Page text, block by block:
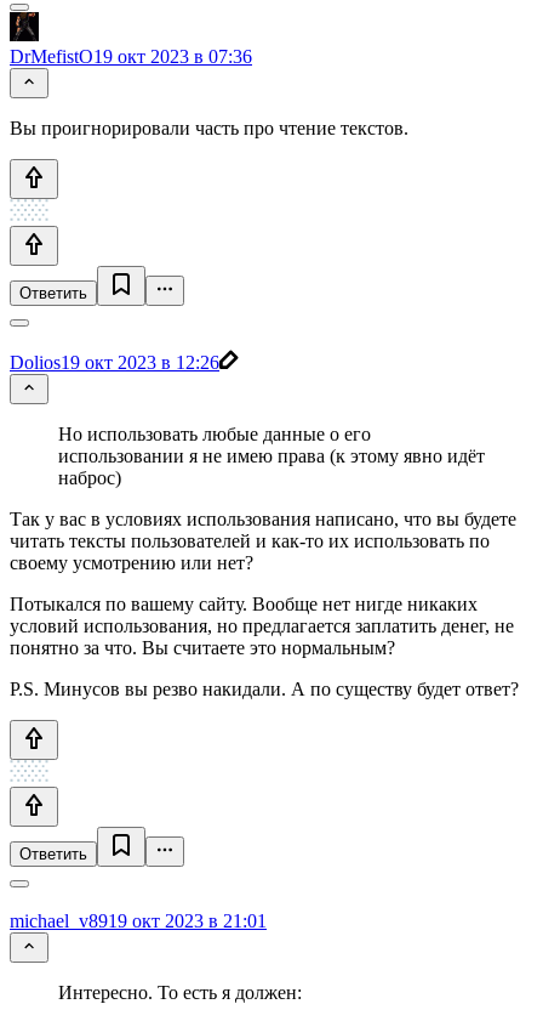
DrMefistO19 окт 2023 в 07:36
Вы проигнорировали часть про чтение текстов.
Ответить
Dolios19 окт 2023 в 12:26
Но использовать любые данные о его
использовании я не имею права (к этому явно идёт
наброс)
Так у вас в условиях использования написано, что вы будете
читать тексты пользователей и как-то их использовать по
своему усмотрению или нет?
Потыкался по вашему сайту. Вообще нет нигде никаких
условий использования, но предлагается заплатить денег, не
понятно за что. Вы считаете это нормальным?
P.S. Минусов вы резво накидали. А по существу будет ответ?
Ответить
michael_v8919 окт 2023 в 21:01
Интересно. То есть я должен: